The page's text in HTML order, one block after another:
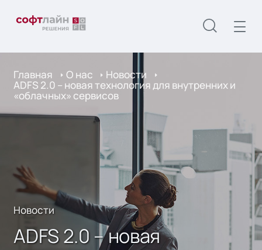
Главная О нас Новости
ADFS 2.0 – новая технология для внутренних и
«облачных» сервисов
Новости
ADFS 2.0 – новая